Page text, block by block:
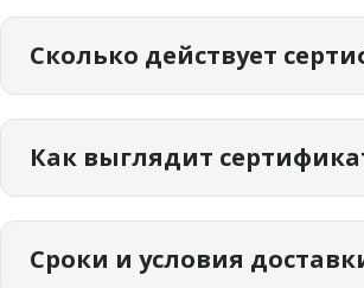
Сколько действует
месяцев с даты покупки. С момента
нужно воспользоваться до срока
Как выглядит
"Секретное послание". Внутри коробки
сертификат, а также иснтрукция о том, как
Сроки и условия